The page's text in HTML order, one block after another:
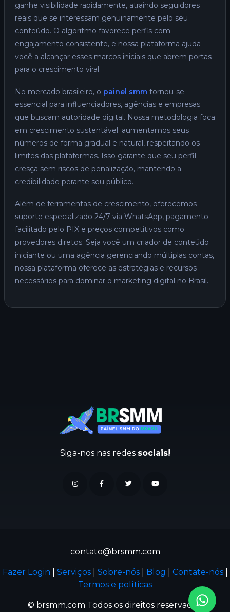
ganhe visibilidade rapidamente, atraindo seguidores
reais que se interessam genuinamente pelo seu
conteúdo. O algoritmo favorece perfis com
engajamento consistente, e nossa plataforma ajuda
você a alcançar esses marcos iniciais que abrem portas
para o crescimento viral.
No mercado brasileiro, o painel smm tornou-se
essencial para influenciadores, agências e empresas
que buscam autoridade digital. Nossa metodologia foca
em crescimento sustentável: aumentamos seus
números de forma gradual e natural, respeitando os
limites das plataformas. Isso garante que seu perfil
cresça sem riscos de penalização, mantendo a
credibilidade perante seu público.
Além de ferramentas de crescimento, oferecemos
suporte especializado 24/7 via WhatsApp, pagamento
facilitado pelo PIX e preços competitivos como
provedores diretos. Seja você um criador de conteúdo
iniciante ou uma agência gerenciando múltiplas contas,
nossa plataforma oferece as estratégias e recursos
necessários para dominar o marketing digital no Brasil.
Siga-nos nas redes sociais!
contato@brsmm.com
Fazer Login Serviços| Sobre-nós| Blog Contate-nós|
Termos e políticas
© brsmm.com Todos os direitos reservados.